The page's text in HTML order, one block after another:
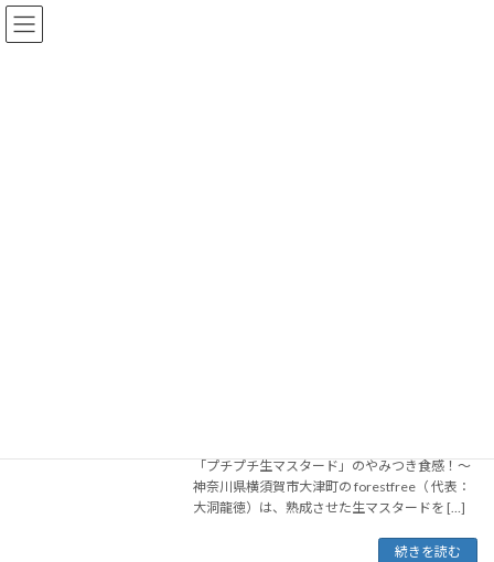
「プチプチ生マスタード」のやみつき食感！～
神奈川県横須賀市大津町の forestfree（ 代表：
大洞龍徳）は、熟成させた生マスタードを […]
続きを読む